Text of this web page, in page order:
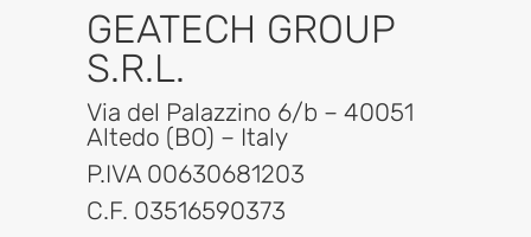
GEATECH GROUP
S.R.L.
Via del Palazzino 6/b – 40051
Altedo (BO) – Italy
P.IVA 00630681203
C.F. 03516590373